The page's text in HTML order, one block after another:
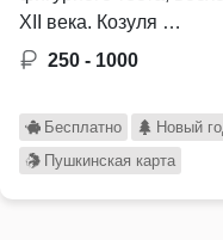
XII века. Козуля …
250 - 1000
Бесплатно Новый
Пушкинская карта